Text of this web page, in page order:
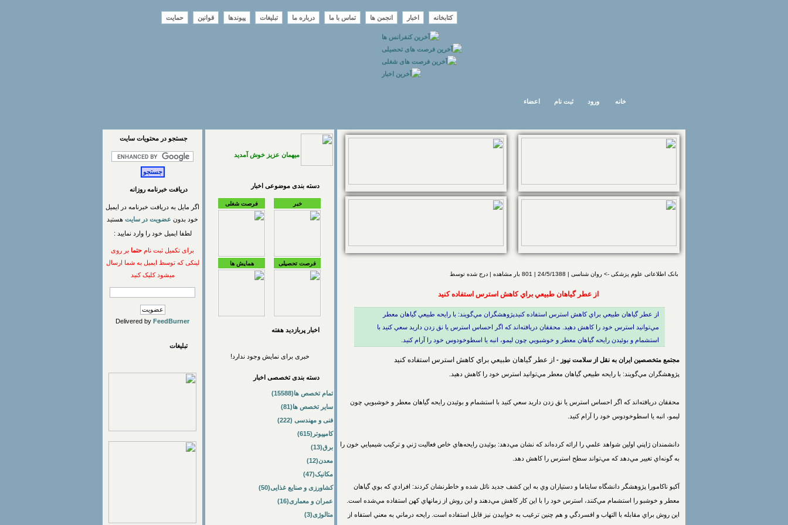
کتابخانه اخبار انجمن ها تماس با ما درباره ما تبلیغات پیوندها قوانین حمایت
اعضاء ثبت نام ورود خانه
بانک اطلاعاتی علوم پزشکی -> روان شناسی | 24/5/1388 | 801 بار مشاهده | درج شده توسط
از عطر گياهان طبيعي براي كاهش استرس استفاده كنيد
از عطر گياهان طبيعي براي كاهش استرس استفاده كنيدپژوهشگران مي‌گويند: با رايحه طبيعي گياهان معطر
مي‌توانيد استرس خود را كاهش دهيد. محققان دريافته‌اند كه اگر احساس استرس يا نق زدن داريد سعي كنيد با
استشمام و بوئيدن رايحه گياهان معطر و خوشبويي چون ليمو، انبه يا اسطوخودوس خود را آرام كنيد.
مجتمع متخصصین ایران به نقل از سلامت نیوز - از عطر گياهان طبيعي براي كاهش استرس استفاده كنيد
پژوهشگران مي‌گويند: با رايحه طبيعي گياهان معطر مي‌توانيد استرس خود را كاهش دهيد.
محققان دريافته‌اند كه اگر احساس استرس يا نق زدن داريد سعي كنيد با استشمام و بوئيدن رايحه گياهان معطر و خوشبويي چون
ليمو، انبه يا اسطوخودوس خود را آرام كنيد.
دانشمندان ژاپني اولين شواهد علمي را ارائه كرده‌اند كه نشان مي‌دهد: بوئيدن رايحه‌هاي خاص فعاليت ژني و تركيب شيميايي خون را
به گونه‌اي تغيير مي‌دهد كه مي‌تواند سطح استرس را كاهش دهد.
آكيو ناكامورا پژوهشگر دانشگاه سايتاما و دستياران وي به اين كشف جديد نائل شده و خاطرنشان كردند: افرادي كه بوي گياهان
معطر و خوشبو را استشمام مي‌كنند، استرس خود را با اين كار كاهش مي‌دهند و اين روش از زمانهاي كهن استفاده مي‌شده است.
اين روش براي مقابله با التهاب و افسردگي و هم چنين ترغيب به خوابيدن نيز قابل استفاده است. رايحه درماني به معني استفاه از
میهمان عزیز خوش آمدید
دسته بندی موضوعی اخبار
خبر فرصت شغلی
فرصت تحصیلی همایش ها
اخبار پربازديد هفته
خبری برای نمایش وجود ندارد!
دسته بندی تخصصی اخبار
تمام تخصص ها(15588)
سایر تخصص ها(81)
فنی و مهندسی (222)
کامپیوتر(615)
برق(13)
معدن(12)
مکانیک(47)
کشاورزی و صنایع غذایی(50)
عمران و معماری(16)
متالوژی(3)
جستجو در محتويات سايت
دریافت خبرنامه روزانه
اگر مایل به دریافت خبرنامه در ایمیل
خود بدون عضویت در سایت هستید
لطفا ایمیل خود را وارد نمایید :
برای تکمیل ثبت نام حتما بر روی
لینکی که توسط ایمیل به شما ارسال
میشود کلیک کنید
Delivered by FeedBurner
تبلیغات